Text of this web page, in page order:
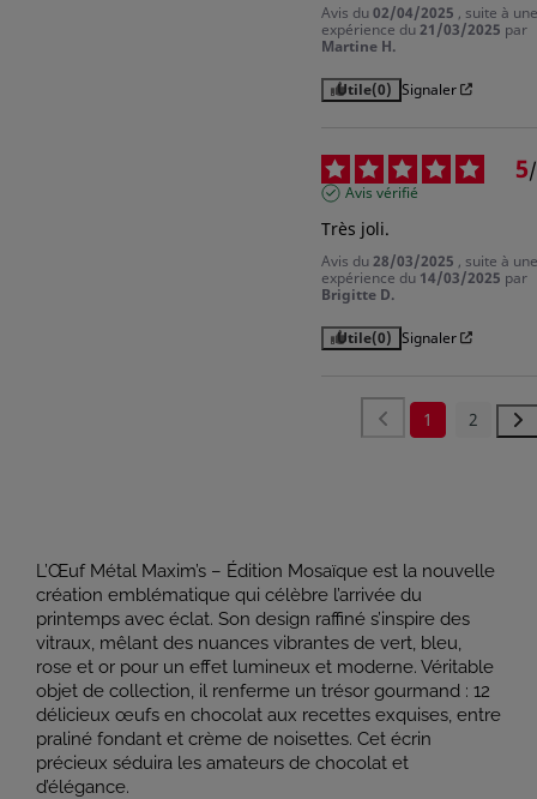
Avis du02/04/2025 , suite à une
expérience du21/03/2025 par
Martine H.
Utile(0) Signaler
5/
Avis vérifié
Très joli.
Avis du28/03/2025 , suite à une
expérience du 14/03/2025 par
Brigitte D.
Utile(0) Signaler
1 2
L’Œuf Métal Maxim’s – Édition Mosaïque est la nouvelle
création emblématique qui célèbre l’arrivée du
printemps avec éclat. Son design raffiné s’inspire des
vitraux, mêlant des nuances vibrantes de vert, bleu,
rose et or pour un effet lumineux et moderne. Véritable
objet de collection, il renferme un trésor gourmand : 12
délicieux œufs en chocolat aux recettes exquises, entre
praliné fondant et crème de noisettes. Cet écrin
précieux séduira les amateurs de chocolat et
d’élégance.